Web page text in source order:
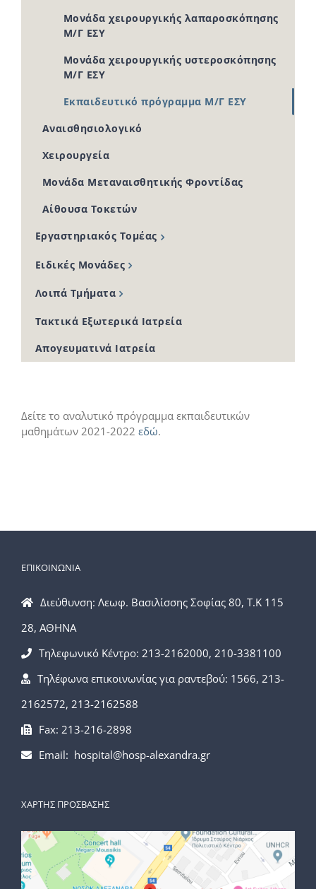
Μονάδα χειρουργικής λαπαροσκόπησης
Μ/Γ ΕΣΥ
Μονάδα χειρουργικής υστεροσκόπησης
Μ/Γ ΕΣΥ
Εκπαιδευτικό πρόγραμμα Μ/Γ ΕΣΥ
Αναισθησιολογικό
Χειρουργεία
Μονάδα Μεταναισθητικής Φροντίδας
Αίθουσα Τοκετών
Εργαστηριακός Τομέας
Ειδικές Μονάδες
Λοιπά Τμήματα
Τακτικά Εξωτερικά Ιατρεία
Απογευματινά Ιατρεία
Δείτε το αναλυτικό πρόγραμμα εκπαιδευτικών
μαθημάτων 2021-2022 εδώ.
ΕΠΙΚΟΙΝΩΝΙΑ
Διεύθυνση: Λεωφ. Βασιλίσσης Σοφίας 80, Τ.Κ 115
28, ΑΘΗΝΑ
Τηλεφωνικό Κέντρο: 213-2162000, 210-3381100
Τηλέφωνα επικοινωνίας για ραντεβού: 1566, 213-
2162572, 213-2162588
Fax: 213-216-2898
Email: hospital@hosp-alexandra.gr
ΧΑΡΤΗΣ ΠΡΟΣΒΑΣΗΣ